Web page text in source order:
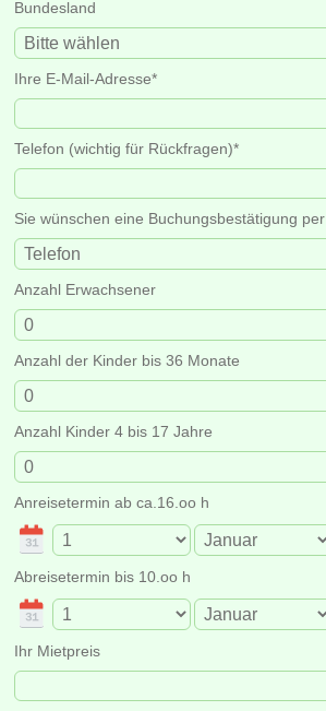
Bundesland
Ihre E-Mail-Adresse*
Telefon (wichtig für Rückfragen)*
Sie wünschen eine Buchungsbestätigung per
Anzahl Erwachsener
Anzahl der Kinder bis 36 Monate
Anzahl Kinder 4 bis 17 Jahre
Anreisetermin ab ca.16.oo h
Abreisetermin bis 10.oo h
Ihr Mietpreis